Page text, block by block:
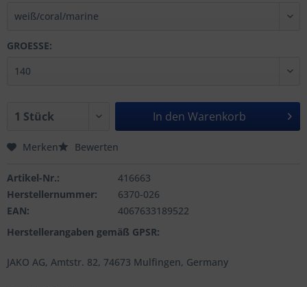
GROESSE:
In den Warenkorb
Merken Bewerten
Artikel-Nr.:
416663
Herstellernummer:
6370-026
EAN:
4067633189522
Herstellerangaben gemäß GPSR:
JAKO AG, Amtstr. 82, 74673 Mulfingen, Germany